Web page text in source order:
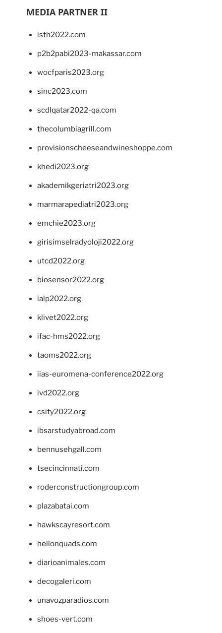
MEDIA PARTNER II
isth2022.com
p2b2pabi2023-makassar.com
wocfparis2023.org
sinc2023.com
scdlqatar2022-qa.com
thecolumbiagrill.com
provisionscheeseandwineshoppe.com
khedi2023.org
akademikgeriatri2023.org
marmarapediatri2023.org
emchie2023.org
girisimselradyoloji2022.org
utcd2022.org
biosensor2022.org
ialp2022.org
klivet2022.org
ifac-hms2022.org
taoms2022.org
iias-euromena-conference2022.org
ivd2022.org
csity2022.org
ibsarstudyabroad.com
bennusehgall.com
tsecincinnati.com
roderconstructiongroup.com
plazabatai.com
hawkscayresort.com
hellonquads.com
diarioanimales.com
decogaleri.com
unavozparadios.com
shoes-vert.com